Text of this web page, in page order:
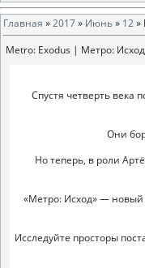
Главная »2017» Июнь» 12»
Metro: Exodus | Метро: Исход
Спустя четверть
Они
Но теперь, в роли
«Метро: Исход» — новый
Исследуйте просторы